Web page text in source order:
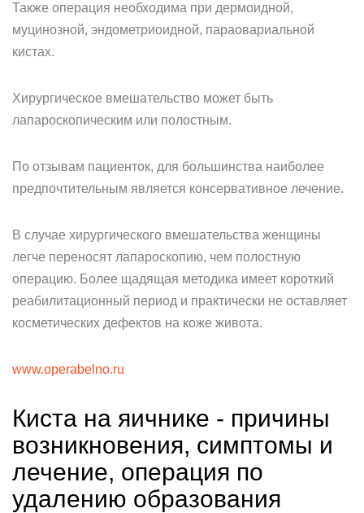
Также операция необходима при дермоидной,
муцинозной, эндометриоидной, параовариальной
кистах.
Хирургическое вмешательство может быть
лапароскопическим или полостным.
По отзывам пациенток, для большинства наиболее
предпочтительным является консервативное лечение.
В случае хирургического вмешательства женщины
легче переносят лапароскопию, чем полостную
операцию. Более щадящая методика имеет короткий
реабилитационный период и практически не оставляет
косметических дефектов на коже живота.
www.operabelno.ru
Киста на яичнике - причины
возникновения, симптомы и
лечение, операция по
удалению образования